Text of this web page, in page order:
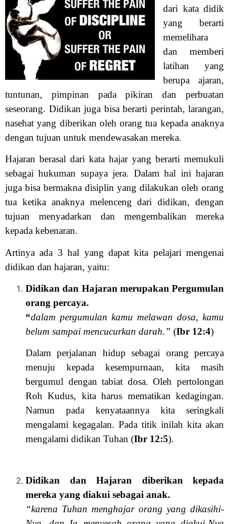
dari kata didik
yang berarti
memelihara
dan memberi
latihan yang
berupa ajaran,
tuntunan, pimpinan pada pikiran dan perbuatan
seseorang. Didikan juga bisa berarti perintah, larangan,
nasehat yang diberikan oleh orang tua kepada anaknya
dengan tujuan untuk mendewasakan mereka.
Hajaran berasal dari kata hajar yang berarti memukuli
sebagai hukuman supaya jera. Dalam hal ini hajaran
juga bisa bermakna disiplin yang dilakukan oleh orang
tua ketika anaknya melenceng dari didikan, dengan
tujuan menyadarkan dan mengembalikan mereka
kepada kebenaran.
Artinya ada 3 hal yang dapat kita pelajari mengenai
didikan dan hajaran, yaitu:
Didikan dan Hajaran merupakan Pergumulan
orang percaya.
“dalam pergumulan kamu melawan dosa, kamu
belum sampai mencucurkan darah.” (Ibr 12:4)
Dalam perjalanan hidup sebagai orang percaya
menuju kepada kesempurnaan, kita masih
bergumul dengan tabiat dosa. Oleh pertolongan
Roh Kudus, kita harus mematikan kedagingan.
Namun pada kenyataannya kita seringkali
mengalami kegagalan. Pada titik inilah kita akan
mengalami didikan Tuhan (Ibr 12:5).
Didikan dan Hajaran diberikan kepada
mereka yang diakui sebagai anak.
“karena Tuhan menghajar orang yang dikasihi-